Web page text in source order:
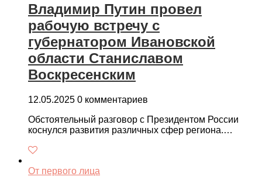
Владимир Путин провел
рабочую встречу с
губернатором Ивановской
области Станиславом
Воскресенским
12.05.2025 0 комментариев
Обстоятельный разговор с Президентом России
коснулся развития различных сфер региона.…
От первого лица